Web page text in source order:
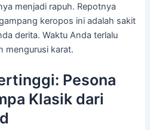
menjadi rapuh. Repotnya
keropos ini adalah sakit
derita. Waktu Anda terlalu
mengurusi karat.
Pesona
Klasik dari